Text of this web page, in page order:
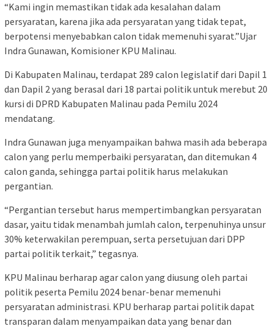
“Kami ingin memastikan tidak ada kesalahan dalam
persyaratan, karena jika ada persyaratan yang tidak tepat,
berpotensi menyebabkan calon tidak memenuhi syarat.”Ujar
Indra Gunawan, Komisioner KPU Malinau.
Di Kabupaten Malinau, terdapat 289 calon legislatif dari Dapil 1
dan Dapil 2 yang berasal dari 18 partai politik untuk merebut 20
kursi di DPRD Kabupaten Malinau pada Pemilu 2024
mendatang.
Indra Gunawan juga menyampaikan bahwa masih ada beberapa
calon yang perlu memperbaiki persyaratan, dan ditemukan 4
calon ganda, sehingga partai politik harus melakukan
pergantian.
“Pergantian tersebut harus mempertimbangkan persyaratan
dasar, yaitu tidak menambah jumlah calon, terpenuhinya unsur
30% keterwakilan perempuan, serta persetujuan dari DPP
partai politik terkait,” tegasnya.
KPU Malinau berharap agar calon yang diusung oleh partai
politik peserta Pemilu 2024 benar-benar memenuhi
persyaratan administrasi. KPU berharap partai politik dapat
transparan dalam menyampaikan data yang benar dan